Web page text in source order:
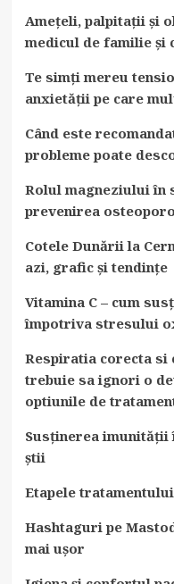
Amețeli, palpitații și
medicul de familie și
Te simți mereu
anxietății pe care
Când este
probleme poate
Rolul magneziului în
prevenirea
Cotele Dunării la
azi, grafic și tendințe
Vitamina C – cum
împotriva stresului
Respiratia corecta si
trebuie sa ignori o
optiunile de
Susținerea imunității
știi
Etapele
Hashtaguri pe
mai ușor